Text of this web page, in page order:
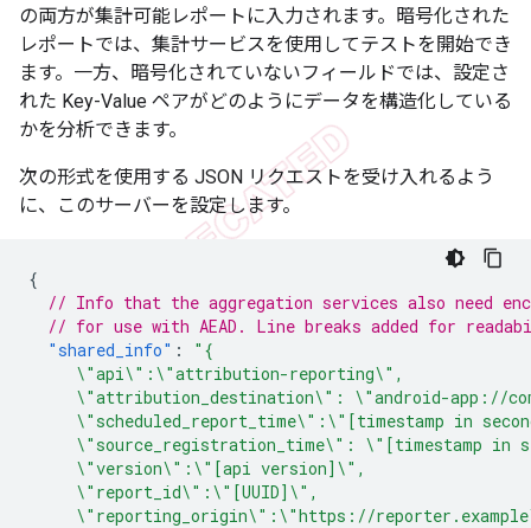
の両方が集計可能レポートに入力されます。暗号化された
レポートでは、集計サービスを使用してテストを開始でき
ます。一方、暗号化されていないフィールドでは、設定さ
れた Key-Value ペアがどのようにデータを構造化している
かを分析できます。
次の形式を使用する JSON リクエストを受け入れるよう
に、このサーバーを設定します。
{
// Info that the aggregation services also need
// for use with AEAD. Line breaks added for
"shared_info" :
"{
     \"api\":\"attribution-reporting\",
\"attribution_destination\": \"android-app://
\"scheduled_report_time\":\"[timestamp in
\"source_registration_time\": \"[timestamp in
     \"version\":\"[api version]\",
     \"report_id\":\"[UUID]\",
\"reporting_origin\":\"https://